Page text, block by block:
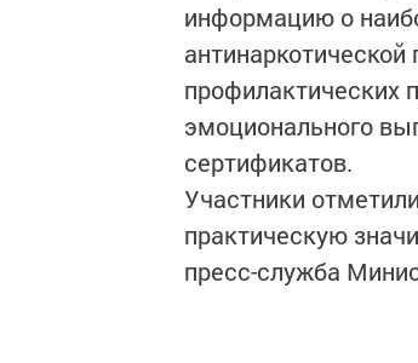
информацию о
профилактических
эмоционального
сертификатов.
Участники
практическую
пресс-служба